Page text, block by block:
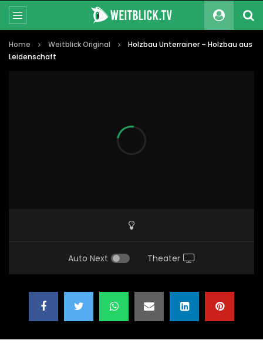
Home Weitblick Original
Holzbau Unterrainer – Holzbau aus
Leidenschaft
Auto Next Theater